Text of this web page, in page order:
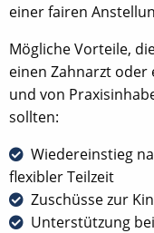
einer fairen
Mögliche Vorteile,
einen Zahnarzt
und von
sollten:
Wiedereinstieg
flexibler Teilzeit
Zuschüsse zur
Unterstützung